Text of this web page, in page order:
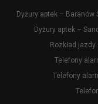
Dyżury aptek – Baranów
Dyżury aptek –
Rozkład
Telefony
Telefony